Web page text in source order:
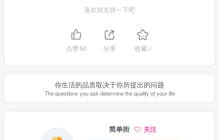
喜欢就支持一下吧
点赞50 分享 收藏0
你生活的品质取决于你所提出的问题
The questions you ask determine the quality of your life
简单街 关注